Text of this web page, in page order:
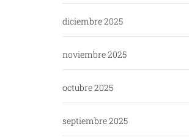
diciembre 2025
noviembre 2025
octubre 2025
septiembre 2025